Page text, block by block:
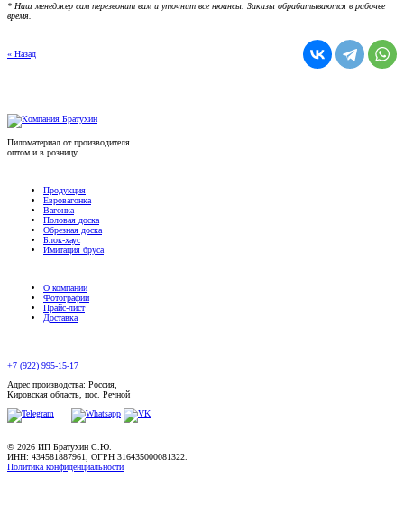
* Наш менеджер сам перезвонит вам и уточнит все нюансы. Заказы обрабатываются в рабочее
время.
« Назад
Пиломатериал от производителя
оптом и в розницу
Продукция
Евровагонка
Вагонка
Половая доска
Обрезная доска
Блок-хаус
Имитация бруса
О компании
Фотографии
Прайс-лист
Доставка
+7 (922) 995-15-17
Адрес производства: Россия,
Кировская область, пос. Речной
© 2026 ИП Братухин С.Ю.
ИНН: 434581887961, ОГРН 316435000081322.
Политика конфиденциальности